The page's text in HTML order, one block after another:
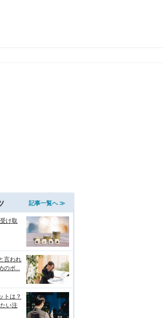
記事一覧へ ≫
け取
言われ
のポ...
トは？
い注